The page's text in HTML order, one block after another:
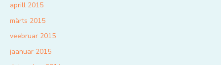
aprill 2015
märts 2015
veebruar 2015
jaanuar 2015